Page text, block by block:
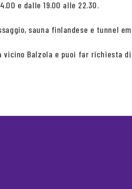
e dalle 19.00 alle 22.30.
sauna finlandese e tunnel
vicino Balzola e puoi far